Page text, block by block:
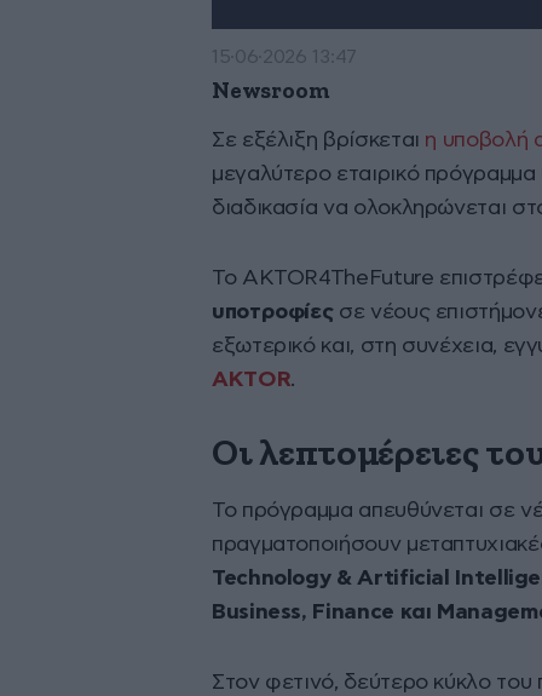
15·06·2026 13:47
Newsroom
Σε εξέλιξη βρίσκεται η υποβολή
μεγαλύτερο εταιρικό
διαδικασία να ολοκληρώνεται
Το AKTOR4TheFuture
υποτροφίες σε νέους
εξωτερικό και, στη συνέχεια,
AKTOR.
Οι λεπτομέρειες
Το πρόγραμμα απευθύνεται σε
πραγματοποιήσουν
Technology & Artificial
Business, Finance και
Στον φετινό, δεύτερο κύκλο